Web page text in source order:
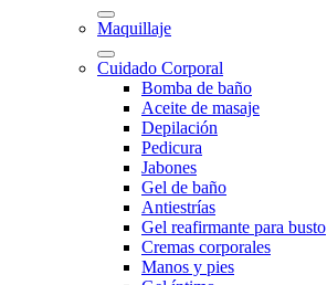
Maquillaje
Cuidado Corporal
Bomba de baño
Aceite de masaje
Depilación
Pedicura
Jabones
Gel de baño
Antiestrías
Gel reafirmante para busto
Cremas corporales
Manos y pies